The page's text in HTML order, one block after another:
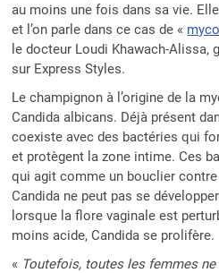
au moins une fois dans sa vie.
et l’on parle dans ce cas de «
le docteur Loudi Khawach-Alissa,
sur Express Styles.
Le champignon à l’origine de la
Candida albicans. Déjà présent
coexiste avec des bactéries qui
et protègent la zone intime. Ces
qui agit comme un bouclier
Candida ne peut pas se
lorsque la flore vaginale est
moins acide, Candida se prolifère.
« Toutefois, toutes les femmes